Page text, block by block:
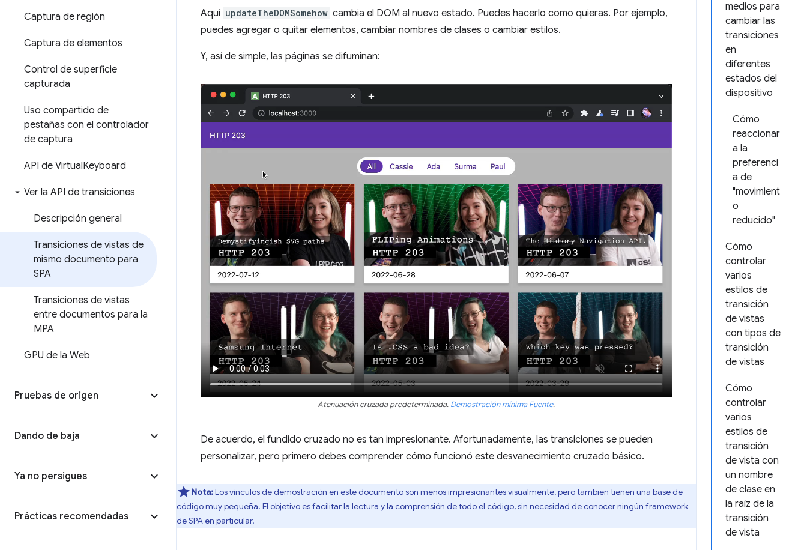
Captura de región
Captura de elementos
Control de superficie
capturada
Uso compartido de
pestañas con el controlador
de captura
API de VirtualKeyboard
Ver la API de transiciones
Descripción general
Transiciones de vistas de
mismo documento para
SPA
Transiciones de vistas
entre documentos para la
MPA
GPU de la Web
Pruebas de origen
Dando de baja
Ya no persigues
Prácticas recomendadas
medios para
cambiar las
transiciones
en
diferentes
estados del
dispositivo
Cómo
reaccionar
a la
preferenci
a de
"movimient
o
reducido"
Cómo
controlar
varios
estilos de
transición
de vistas
con tipos de
transición
de vistas
Cómo
controlar
varios
estilos de
transición
de vista con
un nombre
de clase en
la raíz de la
transición
de vista
Aquí updateTheDOMSomehow cambia el DOM al nuevo estado. Puedes hacerlo como quieras. Por ejemplo,
puedes agregar o quitar elementos, cambiar nombres de clases o cambiar estilos.
Y, así de simple, las páginas se difuminan:
Atenuación cruzada predeterminada. Demostración mínima Fuente.
De acuerdo, el fundido cruzado no es tan impresionante. Afortunadamente, las transiciones se pueden
personalizar, pero primero debes comprender cómo funcionó este desvanecimiento cruzado básico.
Nota:Los vínculos de demostración en este documento son menos impresionantes visualmente, pero también tienen una base de
código muy pequeña. El objetivo es facilitar la lectura y la comprensión de todo el código, sin necesidad de conocer ningún framework
de SPA en particular.